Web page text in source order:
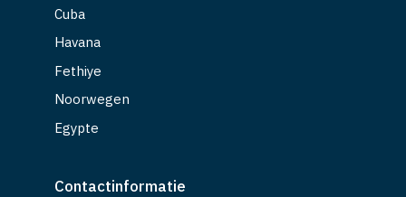
Cuba
Havana
Fethiye
Noorwegen
Egypte
Contactinformatie